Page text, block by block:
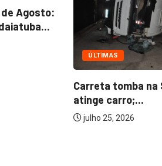
EMPREGO
Indaiatuba recebe
julho 23, 2026